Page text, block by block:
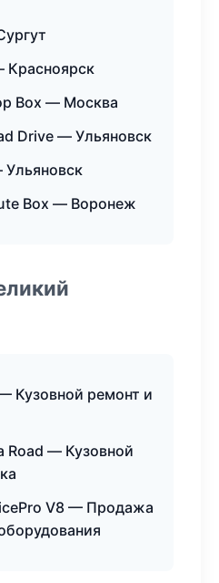
Красноярск
Box — Москва
Drive — Ульяновск
Box — Воронеж
Кузовной ремонт и
Road — Кузовной
V8 — Продажа